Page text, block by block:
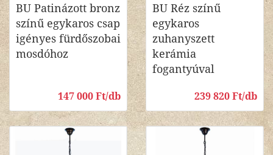
BU Patinázott bronz
színű egykaros csap
igényes fürdőszobai
mosdóhoz
147 000 Ft/db
BU Réz színű
egykaros
zuhanyszett
kerámia
fogantyúval
239 820 Ft/db